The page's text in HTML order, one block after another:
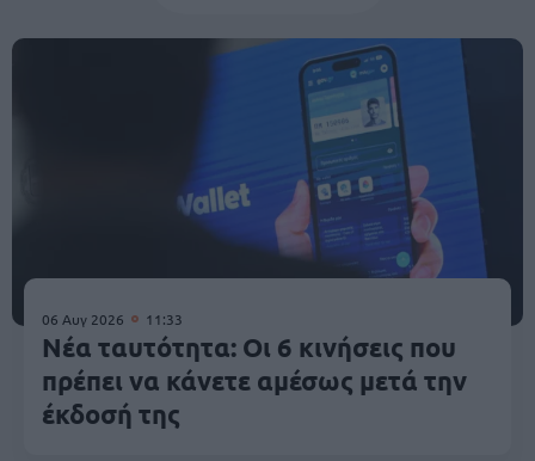
06 Αυγ 2026 11:33
Νέα ταυτότητα: Οι 6 κινήσεις που
πρέπει να κάνετε αμέσως μετά την
έκδοσή της